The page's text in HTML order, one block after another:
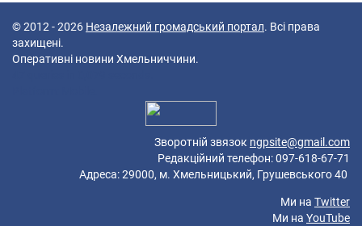
© 2012 - 2026 Незалежний громадський портал. Всі права
захищені.
Оперативні новини Хмельниччини.
Зворотній звязок ngpsite@gmail.com
Редакційний телефон: 097-618-67-71
Адреса: 29000, м. Хмельницький, Грушевського 40
Ми на Twitter
Ми на YouTube